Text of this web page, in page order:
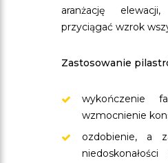
aranżację
przyciągać wzrok
Zastosowanie
wykończenie
wzmocnienie
ozdobienie, a